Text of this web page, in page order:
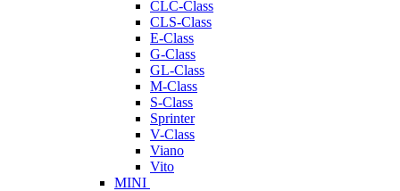
CLC-Class
CLS-Class
E-Class
G-Class
GL-Class
M-Class
S-Class
Sprinter
V-Class
Viano
Vito
MINI